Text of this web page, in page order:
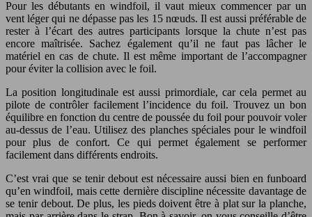
Pour les débutants en windfoil, il vaut mieux commencer par un
vent léger qui ne dépasse pas les 15 nœuds. Il est aussi préférable de
rester à l’écart des autres participants lorsque la chute n’est pas
encore maîtrisée. Sachez également qu’il ne faut pas lâcher le
matériel en cas de chute. Il est même important de l’accompagner
pour éviter la collision avec le foil.
La position longitudinale est aussi primordiale, car cela permet au
pilote de contrôler facilement l’incidence du foil. Trouvez un bon
équilibre en fonction du centre de poussée du foil pour pouvoir voler
au-dessus de l’eau. Utilisez des planches spéciales pour le windfoil
pour plus de confort. Ce qui permet également se performer
facilement dans différents endroits.
C’est vrai que se tenir debout est nécessaire aussi bien en funboard
qu’en windfoil, mais cette dernière discipline nécessite davantage de
se tenir debout. De plus, les pieds doivent être à plat sur la planche,